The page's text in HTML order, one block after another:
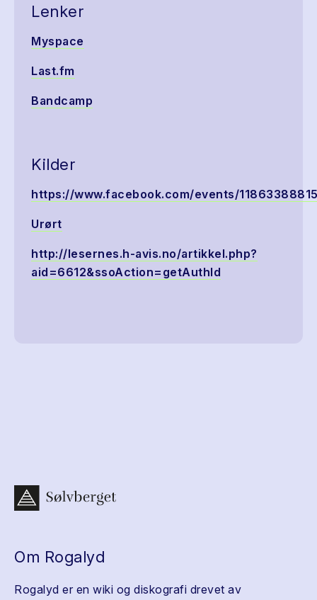
Lenker
Myspace
Last.fm
Bandcamp
Kilder
https://www.facebook.com/events/
Urørt
http://lesernes.h-avis.no/artikkel.php?
aid=6612&ssoAction=getAuthId
Om Rogalyd
Rogalyd er en wiki og diskografi drevet av